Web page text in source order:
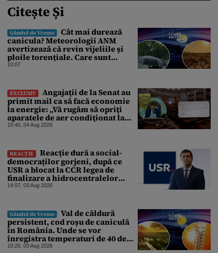
Citește Și
Gândul de Vreme
Cât mai durează
canicula? Meteorologii ANM
avertizează că revin vijeliile și
ploile torențiale. Care sunt
zonele vizate, începând chiar de
10:07
EXCLUSIV
Angajaţii de la Senat au
primit mail ca să facă economie
la energie: „Vă rugăm să opriţi
aparatele de aer condiţionat la
sfârşitul programului”
15:40, 04 Aug 2026
REACȚIE
Reacție dură a social-
democraților gorjeni, după ce
USR a blocat la CCR legea de
finalizare a hidrocentralelor
abandonate. „Nu ne-ar surprinde
abătut o cupolă de foc”
14:07, 03 Aug 2026
Gândul de Vreme
Val de căldură
persistent, cod roșu de caniculă
în România. Unde se vor
înregistra temperaturi de 40 de
grade, potrivit ANM
10:25, 03 Aug 2026